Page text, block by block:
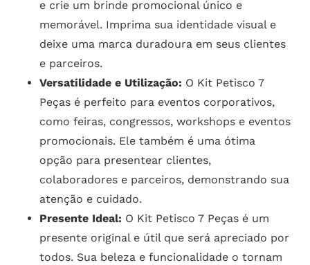
e crie um brinde promocional único e
memorável. Imprima sua identidade visual e
deixe uma marca duradoura em seus clientes
e parceiros.
Versatilidade e Utilização: O Kit Petisco 7
Peças é perfeito para eventos corporativos,
como feiras, congressos, workshops e eventos
promocionais. Ele também é uma ótima
opção para presentear clientes,
colaboradores e parceiros, demonstrando sua
atenção e cuidado.
Presente Ideal: O Kit Petisco 7 Peças é um
presente original e útil que será apreciado por
todos. Sua beleza e funcionalidade o tornam